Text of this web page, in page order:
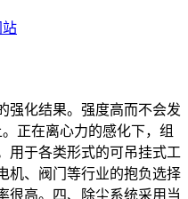
站
化结果。强度高而不会发
正在离心力的感化下，组
用于各类形式的可吊挂式工
机、阀门等行业的抱负选择
很高。四、除尘系统采用当